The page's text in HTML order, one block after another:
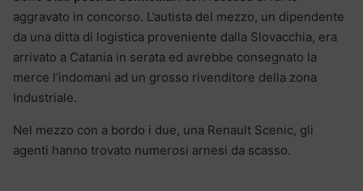
aggravato in concorso. L’autista del mezzo, un dipendente
da una ditta di logistica proveniente dalla Slovacchia, era
arrivato a Catania in serata ed avrebbe consegnato la
merce l’indomani ad un grosso rivenditore della zona
Industriale.
Nel mezzo con a bordo i due, una Renault Scenic, gli
agenti hanno trovato numerosi arnesi da scasso.